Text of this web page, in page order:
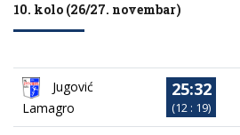
10. kolo (26/27. novembar)
Jugović
Lamagro
25:32
(12 : 19)